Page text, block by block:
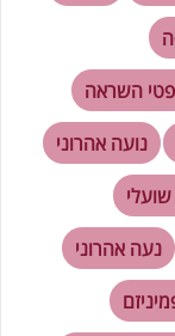
השראה
נועה אהרוני
נעה אהרוני